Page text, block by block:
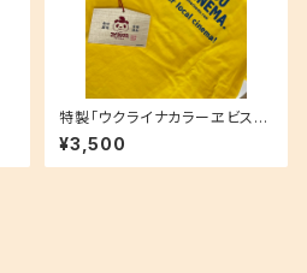
特製「ウクライナカラーヱビスシ
ネマ。Tシャツ」セット
¥3,500